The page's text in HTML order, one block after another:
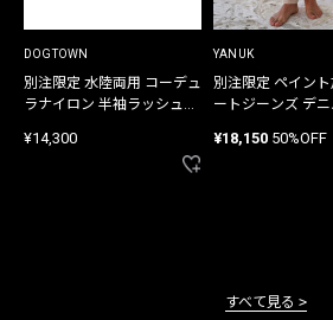
DOGTOWN
別注限定 水陸両用 コーデュ
ラナイロン 半袖ラッシュガ
¥14,300
YANUK
別注限定 ペイン
ートジーンズ デ
¥18,150 50%OFF
すべて見る